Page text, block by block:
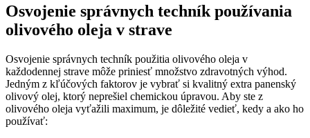
Osvojenie správnych techník používania
olivového oleja v strave
Osvojenie správnych techník použitia olivového oleja v
každodennej strave môže priniesť množstvo zdravotných výhod.
Jedným z kľúčových faktorov je vybrať si kvalitný extra panenský
olivový olej, ktorý neprešiel chemickou úpravou. Aby ste z
olivového oleja vyťažili maximum, je dôležité vedieť, kedy a ako ho
používať: